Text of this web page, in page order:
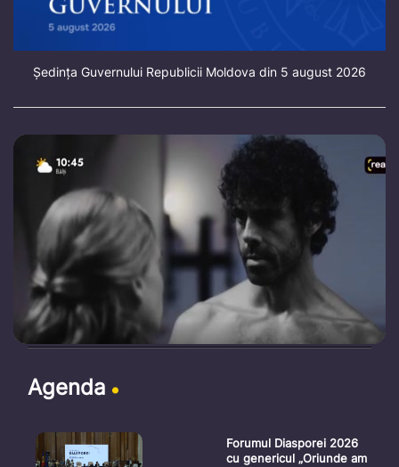
Ședința Guvernului Republicii Moldova din 5 august 2026
Agenda
Forumul Diasporei 2026
cu genericul „Oriunde am